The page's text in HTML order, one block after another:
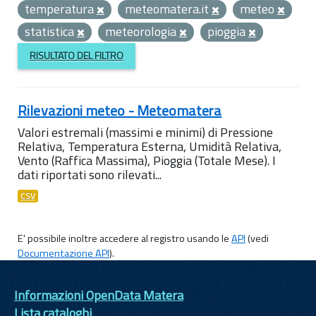
temperatura
meteomatera.it
meteo
statistica
meteorologia pioggia
RISULTATO DEL FILTRO
Rilevazioni meteo - Meteomatera
Valori estremali (massimi e minimi) di Pressione
Relativa, Temperatura Esterna, Umidità Relativa,
Vento (Raffica Massima), Pioggia (Totale Mese). I
dati riportati sono rilevati...
CSV
E' possibile inoltre accedere al registro usando leAPI(vedi
Documentazione API).
Informazioni OpenData Matera